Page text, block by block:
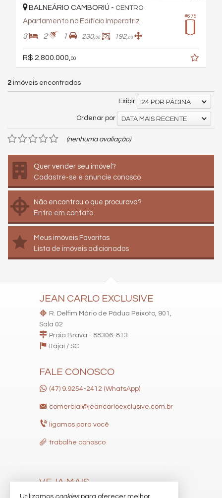
#675
BALNEÁRIO CAMBORIÚ - CENTRO
Apartamento no Edifício Imperatriz
3 2 1 230,00 192,00
R$ 2.800.000,00
2 imóveis encontrados
Exibir 24 POR PÁGINA
Ordenar por DATA MAIS RECENTE
(nenhuma avaliação)
Quer vender seu imóvel?
Cadastre-se e anuncie conosco
Não encontrou o que procurava?
Entre em contato
Meus imóveis Favoritos
Lista de imóveis adicionados
JEAN CARLO EXCLUSIVE
R. Delfim Mário de Pádua Peixoto, 901,
Sala 02
Praia Brava - 88306-813
Itajaí / SC
FALE CONOSCO
(47) 9.9254-2412 (WhatsApp)
comercial@jeancarloexclusive.com.br
ligamos para você
trabalhe conosco
VEJA MAIS
Utilizamos cookiespara oferecer melhor